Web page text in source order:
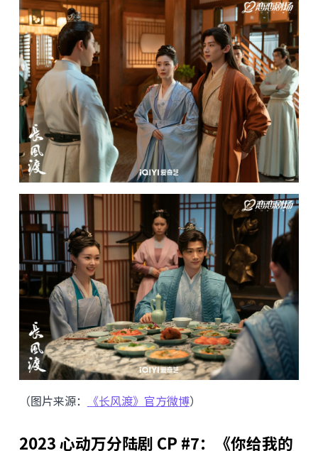
（图片来源： 《长风渡》官方微博）
2023 心动万分陆剧 CP #7：《你给我的